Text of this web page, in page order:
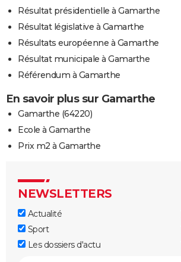
Résultat présidentielle à Gamarthe
Résultat législative à Gamarthe
Résultats européenne à Gamarthe
Résultat municipale à Gamarthe
Référendum à Gamarthe
En savoir plus sur Gamarthe
Gamarthe (64220)
Ecole à Gamarthe
Prix m2 à Gamarthe
NEWSLETTERS
Actualité
Sport
Les dossiers d'actu